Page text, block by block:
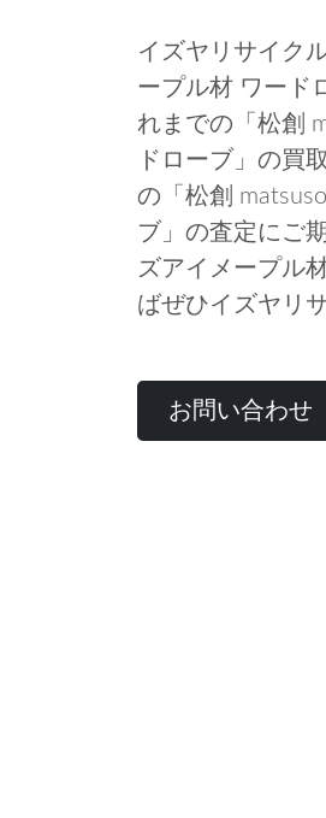
イズヤリサイク
ープル材 ワード
れまでの「松創
ドローブ」の買
の「松創
ブ」の査定にご
ズアイメープル
ばぜひイズヤリ
お問い合わせ